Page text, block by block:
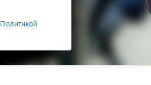
Политикой